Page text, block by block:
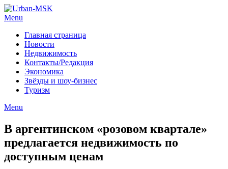
Menu
Главная страница
Новости
Недвижимость
Контакты/Редакция
Экономика
Звёзды и шоу-бизнес
Туризм
Menu
В аргентинском «розовом квартале»
предлагается недвижимость по
доступным ценам